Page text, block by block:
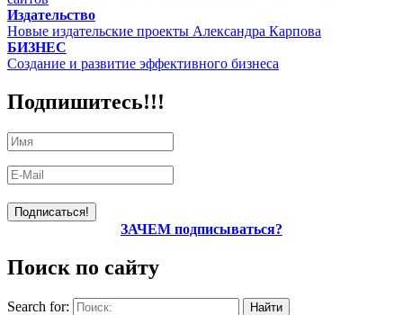
Издательство
Новые издательские проекты Александра Карпова
БИЗНЕС
Создание и развитие эффективного бизнеса
Подпишитесь!!!
ЗАЧЕМ подписываться?
Поиск по сайту
Search for: